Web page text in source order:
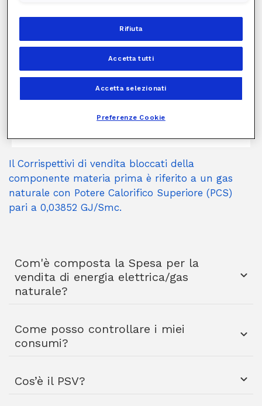
+90€/anno Corrispettivo Annuopari a 7,50€/mese
000190GSFML48XX1XBBPG9TX148XXXX5
Il Corrispettivi di vendita bloccati della
componente materia prima è riferito a un gas
naturale con Potere Calorifico Superiore (PCS)
pari a 0,03852 GJ/Smc.
Com'è composta la Spesa per la
vendita di energia elettrica/gas
naturale?
Come posso controllare i miei
consumi?
Cos’è il PSV?
Rifiuta
Accetta tutti
Accetta selezionati
Preferenze Cookie